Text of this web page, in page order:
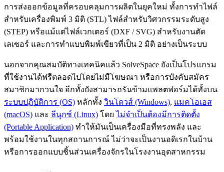
การส่งออกข้อมูลที่ครอบคลุมการผลิตในยุคใหม่ ทั้งการทำไฟล์
สำหรับเครื่องพิมพ์ 3 มิติ (STL) ไฟล์สำหรับวิศวกรรมระดับสูง
(STEP) หรือแม้แต่ไฟล์เวกเตอร์ (DXF / SVG) สำหรับงานตัด
เลเซอร์ และการทำแบบพิมพ์เขียวที่เป็น 2 มิติ อย่างเป็นระบบ
นอกจากคุณสมบัติทางเทคนิคแล้ว SolveSpace ยังเป็นโปรแกรม
ที่ใช้งานได้ฟรีตลอดไปโดยไม่มีโฆษณา หรือการบังคับสมัคร
สมาชิกมากวนใจ อีกทั้งยังสามารถรันข้ามแพลตฟอร์มได้ทั้งบน
ระบบปฏิบัติการ (OS) หลักทั้ง วินโดวส์ (Windows), แมคโอเอส
(macOS) และ ลีนุกซ์ (Linux) โดยไม่จำเป็นต้องมีการติดตั้ง
(Portable Application) ทำให้มันเป็นเครื่องมือที่ทรงพลัง และ
พร้อมใช้งานในทุกสถานการณ์ ไม่ว่าจะเป็นงานอดิเรกในบ้าน
หรือการออกแบบชิ้นส่วนเครื่องจักรในโรงงานอุตสาหกรรม